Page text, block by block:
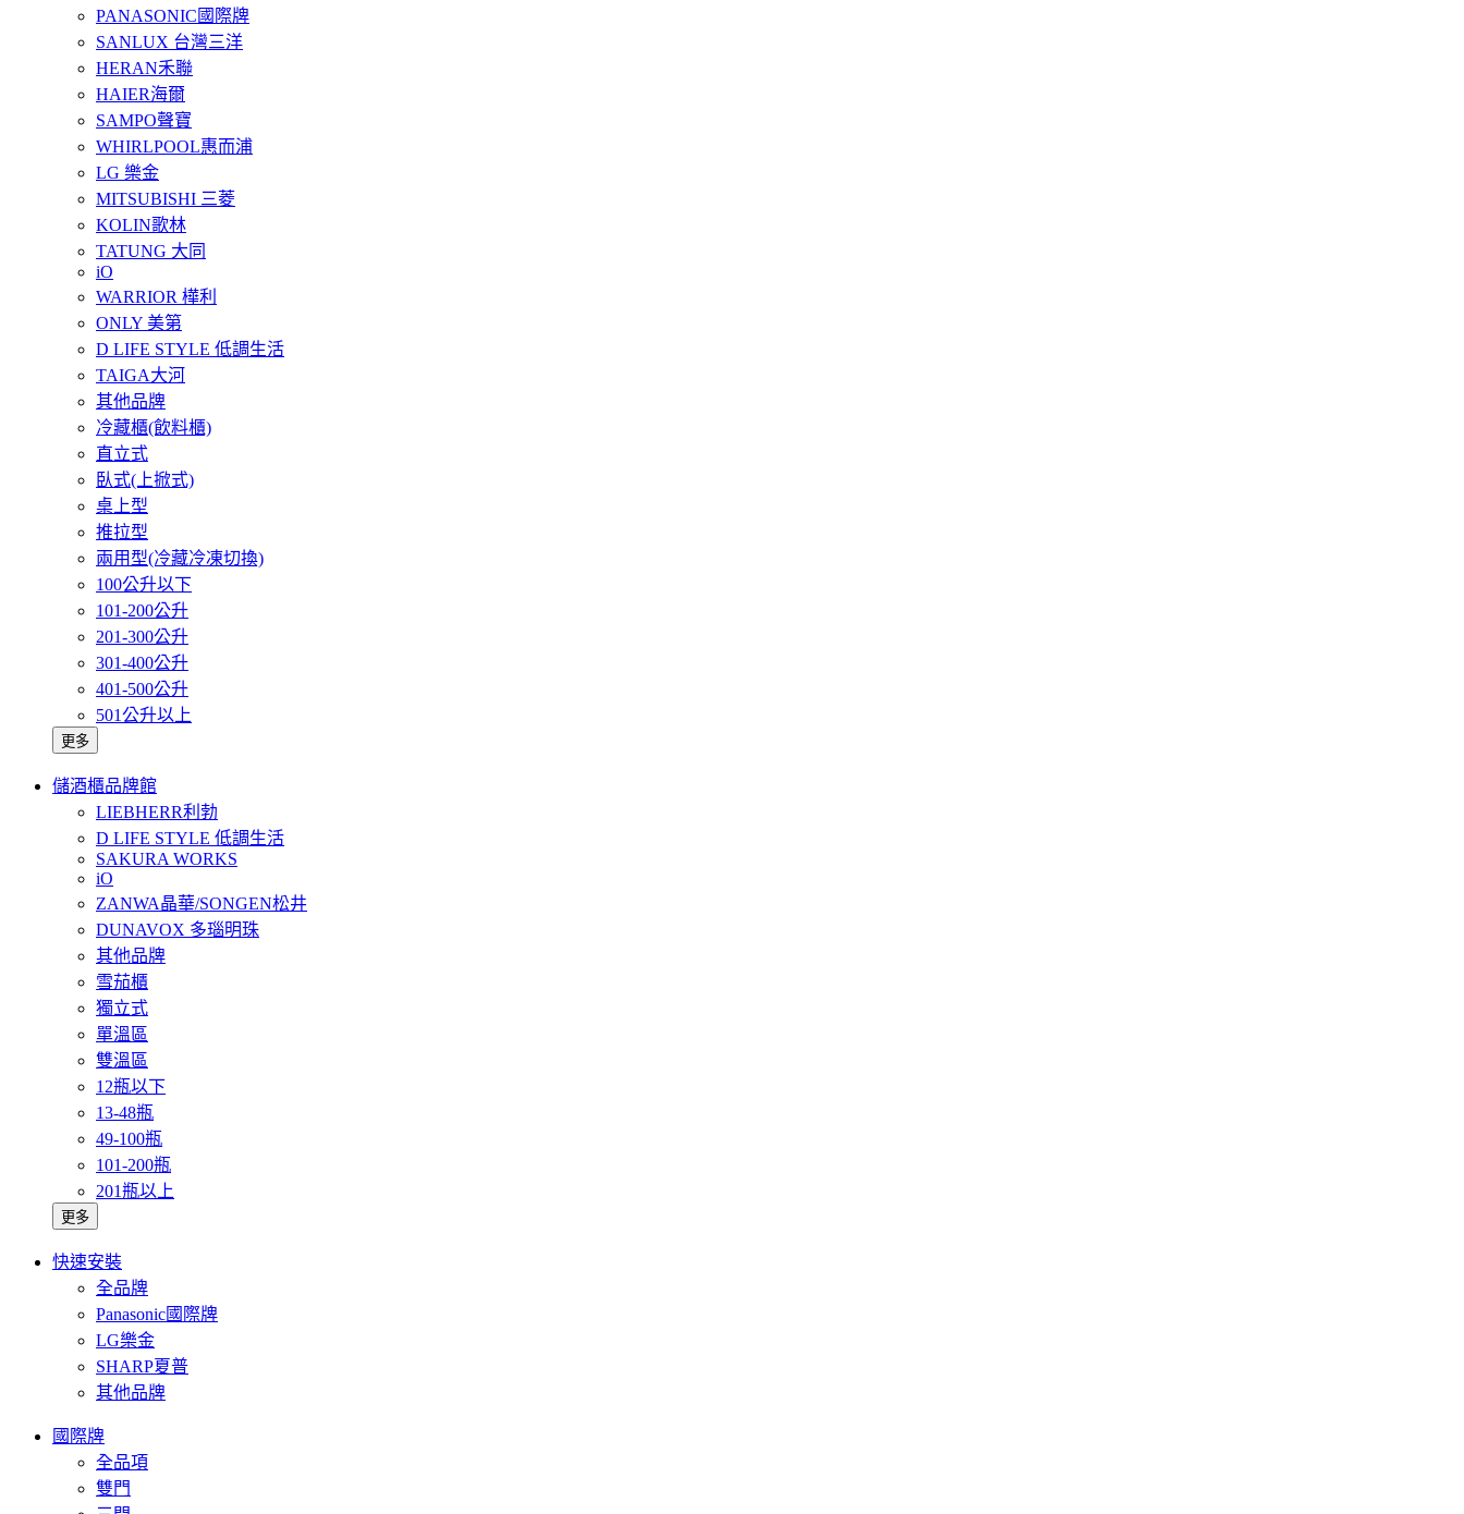
PANASONIC國際牌
SANLUX 台灣三洋
HERAN禾聯
HAIER海爾
SAMPO聲寶
WHIRLPOOL惠而浦
LG 樂金
MITSUBISHI 三菱
KOLIN歌林
TATUNG 大同
iO
WARRIOR 樺利
ONLY 美第
D LIFE STYLE 低調生活
TAIGA大河
其他品牌
冷藏櫃(飲料櫃)
直立式
臥式(上掀式)
桌上型
推拉型
兩用型(冷藏冷凍切換)
100公升以下
101-200公升
201-300公升
301-400公升
401-500公升
501公升以上
更多
儲酒櫃品牌館
LIEBHERR利勃
D LIFE STYLE 低調生活
SAKURA WORKS
iO
ZANWA晶華/SONGEN松井
DUNAVOX 多瑙明珠
其他品牌
雪茄櫃
獨立式
單溫區
雙溫區
12瓶以下
13-48瓶
49-100瓶
101-200瓶
201瓶以上
更多
快速安裝
全品牌
Panasonic國際牌
LG樂金
SHARP夏普
其他品牌
國際牌
全品項
雙門